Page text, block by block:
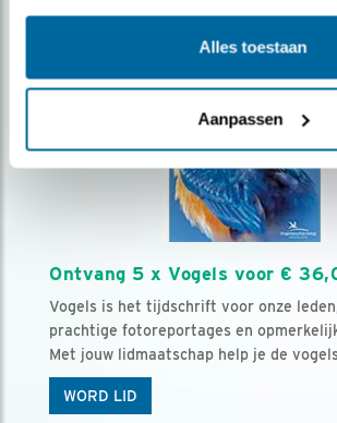
Alles toestaan
Aanpassen
Ontvang 5 x Vogels voor €
Vogels is het tijdschrift voor onze
prachtige fotoreportages en
Met jouw lidmaatschap help je de
WORD LID